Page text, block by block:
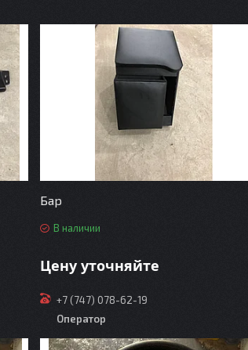
Бар
В наличии
Цену уточняйте
+7 (747) 078-62-19
Оператор